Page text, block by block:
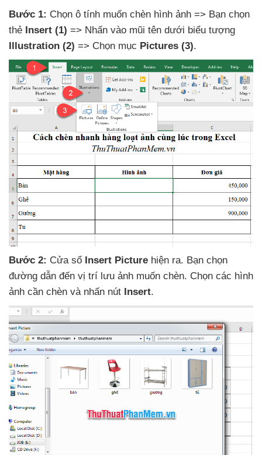
Bước 1: Chọn ô tính muốn chèn hình ảnh => Bạn chọn
thẻ Insert (1) => Nhấn vào mũi tên dưới biểu tượng
Illustration (2) => Chọn mục Pictures (3).
Bước 2: Cửa sổ Insert Picture hiện ra. Bạn chọn
đường dẫn đến vị trí lưu ảnh muốn chèn. Chọn các hình
ảnh cần chèn và nhấn nút Insert.